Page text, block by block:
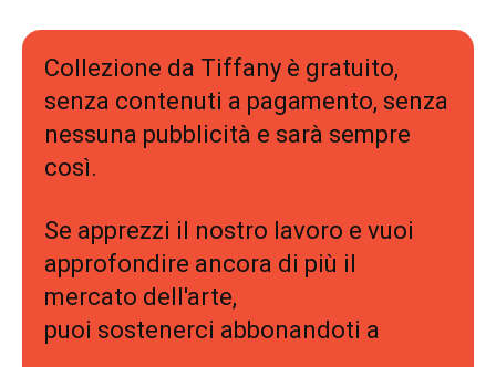
Collezione da Tiffany è gratuito,
senza contenuti a pagamento, senza
nessuna pubblicità e sarà sempre
così.
Se apprezzi il nostro lavoro e vuoi
approfondire ancora di più il
mercato dell'arte,
puoi sostenerci abbonandoti a